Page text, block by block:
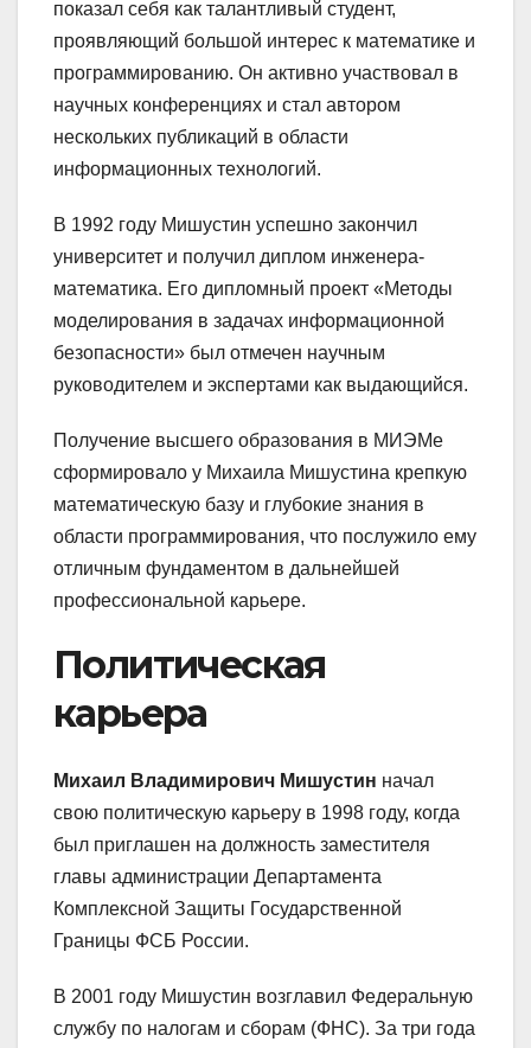
показал себя как талантливый студент,
проявляющий большой интерес к математике и
программированию. Он активно участвовал в
научных конференциях и стал автором
нескольких публикаций в области
информационных технологий.
В 1992 году Мишустин успешно закончил
университет и получил диплом инженера-
математика. Его дипломный проект «Методы
моделирования в задачах информационной
безопасности» был отмечен научным
руководителем и экспертами как выдающийся.
Получение высшего образования в МИЭМе
сформировало у Михаила Мишустина крепкую
математическую базу и глубокие знания в
области программирования, что послужило ему
отличным фундаментом в дальнейшей
профессиональной карьере.
Политическая
карьера
Михаил Владимирович Мишустин начал
свою политическую карьеру в 1998 году, когда
был приглашен на должность заместителя
главы администрации Департамента
Комплексной Защиты Государственной
Границы ФСБ России.
В 2001 году Мишустин возглавил Федеральную
службу по налогам и сборам (ФНС). За три года